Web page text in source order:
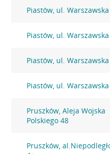
Piastów, ul. Warszawska
Piastów, ul. Warszawska
Piastów, ul.
Piastów, ul. Warszawska
Pruszków, Aleja Wojska
Polskiego 48
Pruszków,